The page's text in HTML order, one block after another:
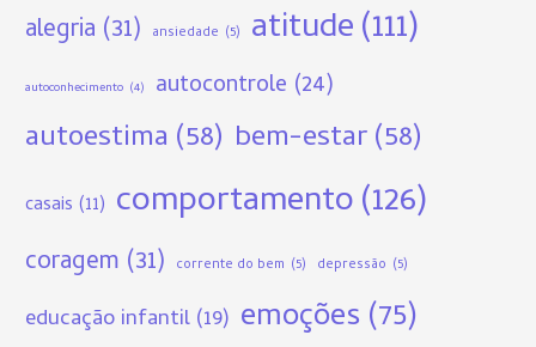
alegria (31) ansiedade (5) atitude(111)
autoconhecimento (4) autocontrole (24)
autoestima (58) bem-estar(58)
casais (11) comportamento(126)
coragem (31) corrente do bem (5) depressão (5)
educação infantil(19) emoções (75)